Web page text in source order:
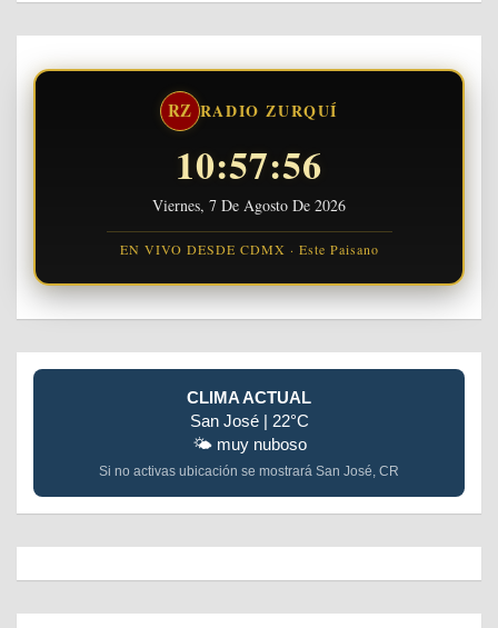
RZ RADIO ZURQUÍ
10:57:57
Viernes, 7 De Agosto De 2026
EN VIVO DESDE CDMX · Este Paisano
CLIMA ACTUAL
San José | 22°C
🌤️ muy nuboso
Si no activas ubicación se mostrará San José, CR